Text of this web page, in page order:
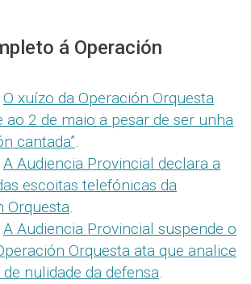
á Operación
O xuízo da Operación Orquesta
ao 2 de maio a pesar de ser unha
cantada”.
A Audiencia Provincial declara a
escoitas telefónicas da
Orquesta.
A Audiencia Provincial suspende o
Orquesta ata que analice
nulidade da defensa.